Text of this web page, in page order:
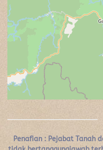
Penafian : Pejabat Tanah